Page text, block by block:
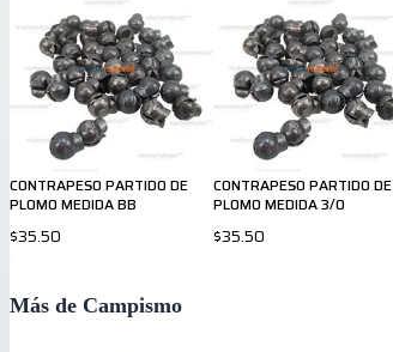
CONTRAPESO PARTIDO DE
PLOMO MEDIDA BB
$35.50
CONTRAPESO PARTIDO DE
PLOMO MEDIDA 3/0
$35.50
Más de Campismo